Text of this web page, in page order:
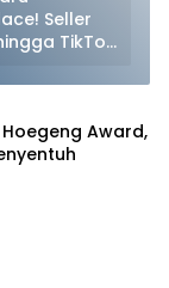
Seller
TikTok
Karyawan
Award,